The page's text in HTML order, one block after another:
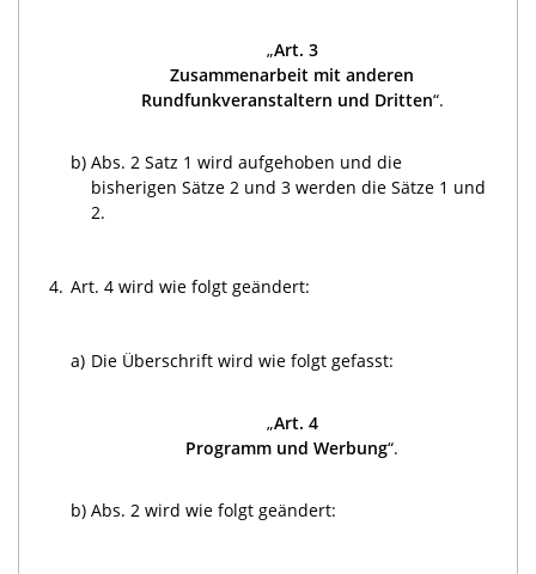
„Art. 3
Zusammenarbeit mit anderen
Rundfunkveranstaltern und Dritten“.
b) Abs. 2 Satz 1 wird aufgehoben und die
bisherigen Sätze 2 und 3 werden die Sätze 1 und
2.
4. Art. 4 wird wie folgt geändert:
a) Die Überschrift wird wie folgt gefasst:
„Art. 4
Programm und Werbung“.
b) Abs. 2 wird wie folgt geändert: